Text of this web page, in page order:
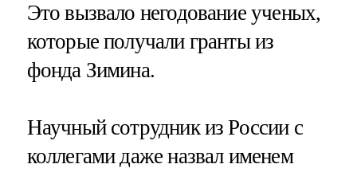
Это вызвало негодование ученых,
которые получали гранты из
фонда Зимина.
Научный сотрудник из России с
коллегами даже назвал именем